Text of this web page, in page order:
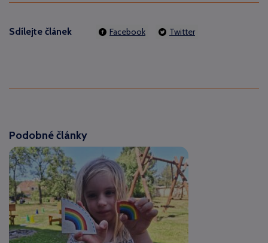
Sdílejte článek Facebook Twitter
Podobné články